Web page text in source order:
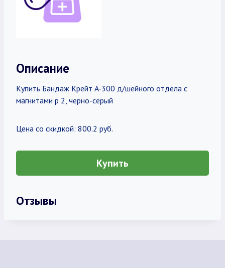
Описание
Купить Бандаж Крейт A-300 д/шейного отдела с
магнитами р 2, черно-серый
Цена со скидкой: 800.2 руб.
Купить
Отзывы